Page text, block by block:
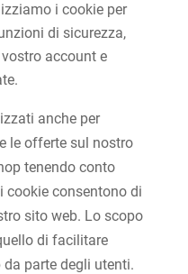
i cookie per
di sicurezza,
account e
anche per
le offerte sul nostro
tenendo conto
cookie consentono di
sito web. Lo scopo
di facilitare
parte degli utenti.